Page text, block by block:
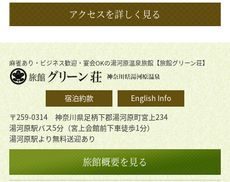
アクセスを詳しく見る
麻雀あり・ビジネス歓迎・宴会OKの湯河原温泉旅館【旅館グリーン荘】
宿泊約款
English Info
〒259-0314 神奈川県足柄下郡湯河原町宮上234
湯河原駅バス5分（宮上会館前下車徒歩1分）
湯河原駅より無料送迎あり
旅館概要を見る